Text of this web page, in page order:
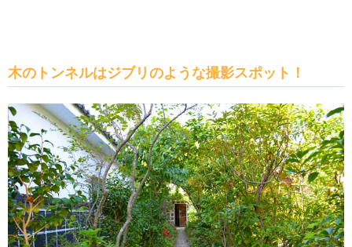
木のトンネルはジブリのような撮影スポット！